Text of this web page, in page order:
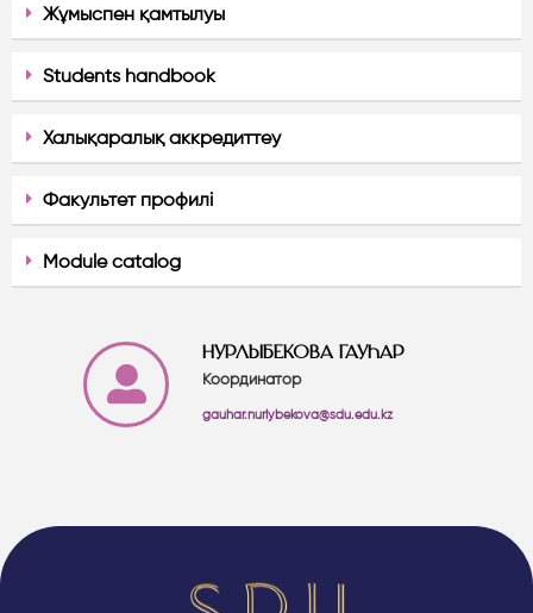
Жұмыспен қамтылуы
Students handbook
Халықаралық аккредиттеу
Факультет профилі
Module catalog
НУРЛЫБЕКОВА ГАУҺАР
Координатор
gauhar.nurlybekova@sdu.edu.kz